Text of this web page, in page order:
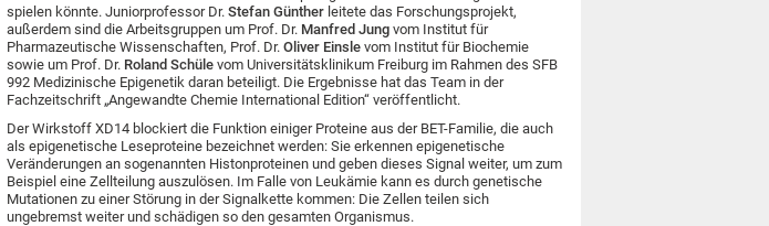
spielen könnte. Juniorprofessor Dr. Stefan Günther leitete das Forschungsprojekt,
außerdem sind die Arbeitsgruppen um Prof. Dr. Manfred Jung vom Institut für
Pharmazeutische Wissenschaften, Prof. Dr. Oliver Einsle vom Institut für Biochemie
sowie um Prof. Dr. Roland Schüle vom Universitätsklinikum Freiburg im Rahmen des SFB
992 Medizinische Epigenetik daran beteiligt. Die Ergebnisse hat das Team in der
Fachzeitschrift „Angewandte Chemie International Edition“ veröffentlicht.
Der Wirkstoff XD14 blockiert die Funktion einiger Proteine aus der BET-Familie, die auch
als epigenetische Leseproteine bezeichnet werden: Sie erkennen epigenetische
Veränderungen an sogenannten Histonproteinen und geben dieses Signal weiter, um zum
Beispiel eine Zellteilung auszulösen. Im Falle von Leukämie kann es durch genetische
Mutationen zu einer Störung in der Signalkette kommen: Die Zellen teilen sich
ungebremst weiter und schädigen so den gesamten Organismus.